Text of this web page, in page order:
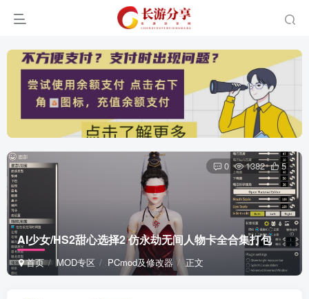
AI少女/HS2甜心选择2 仿永劫无间人物卡全合集打包
首页 MOD专区 PCmod及修改器 正文
0 1382 5